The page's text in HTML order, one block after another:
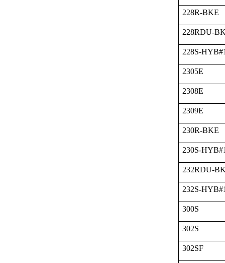
228R-BKE
228RDU-
228S-
2305E
2308E
2309E
230R-BKE
230S-
232RDU-
232S-
300S
302S
302SF